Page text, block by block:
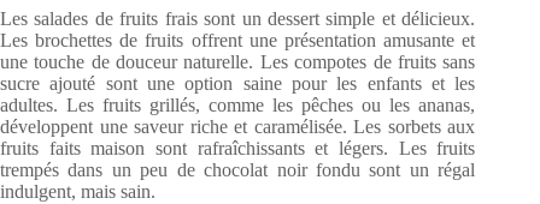
Les salades de fruits frais sont un dessert simple et délicieux.
Les brochettes de fruits offrent une présentation amusante et
une touche de douceur naturelle. Les compotes de fruits sans
sucre ajouté sont une option saine pour les enfants et les
adultes. Les fruits grillés, comme les pêches ou les ananas,
développent une saveur riche et caramélisée. Les sorbets aux
fruits faits maison sont rafraîchissants et légers. Les fruits
trempés dans un peu de chocolat noir fondu sont un régal
indulgent, mais sain.